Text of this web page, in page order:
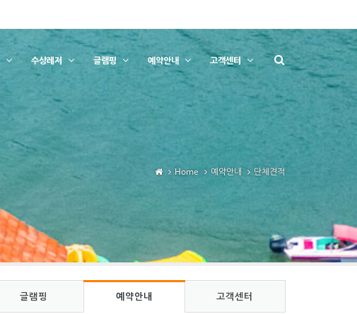
수상레저 글램핑 예약안내 고객센터
Home 예약안내 단체견적
글램핑 예약안내 고객센터